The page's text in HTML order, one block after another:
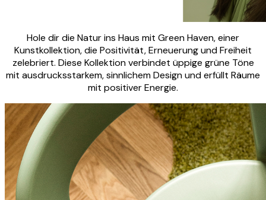
Hole dir die Natur ins Haus mit Green Haven, einer
Kunstkollektion, die Positivität, Erneuerung und Freiheit
zelebriert. Diese Kollektion verbindet üppige grüne Töne
mit ausdrucksstarkem, sinnlichem Design und erfüllt Räume
mit positiver Energie.